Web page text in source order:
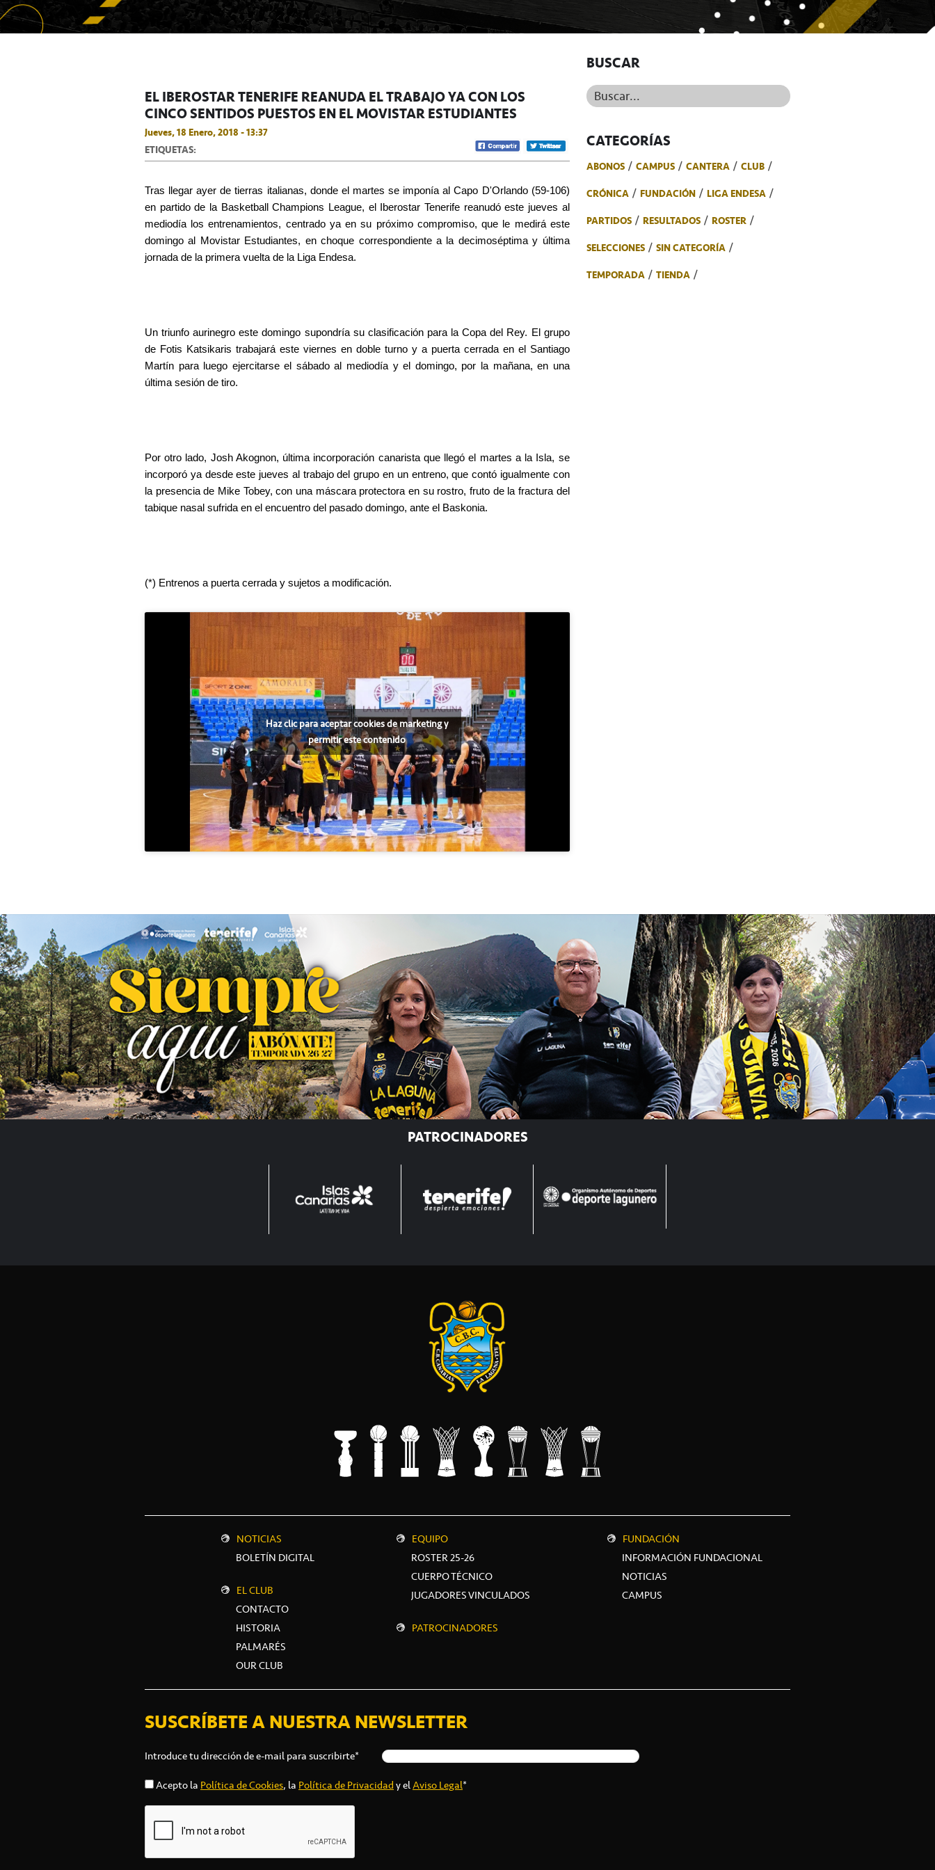
EL IBEROSTAR TENERIFE REANUDA EL TRABAJO YA CON LOS
CINCO SENTIDOS PUESTOS EN EL MOVISTAR ESTUDIANTES
Jueves, 18 Enero, 2018 - 13:37
ETIQUETAS:
Tras llegar ayer de tierras italianas, donde el martes se imponía al Capo D'Orlando (59-106)
en partido de la Basketball Champions League, el Iberostar Tenerife reanudó este jueves al
mediodía los entrenamientos, centrado ya en su próximo compromiso, que le medirá este
domingo al Movistar Estudiantes, en choque correspondiente a la decimoséptima y última
jornada de la primera vuelta de la Liga Endesa.
Un triunfo aurinegro este domingo supondría su clasificación para la Copa del Rey. El grupo
de Fotis Katsikaris trabajará este viernes en doble turno y a puerta cerrada en el Santiago
Martín para luego ejercitarse el sábado al mediodía y el domingo, por la mañana, en una
última sesión de tiro.
Por otro lado, Josh Akognon, última incorporación canarista que llegó el martes a la Isla, se
incorporó ya desde este jueves al trabajo del grupo en un entreno, que contó igualmente con
la presencia de Mike Tobey, con una máscara protectora en su rostro, fruto de la fractura del
tabique nasal sufrida en el encuentro del pasado domingo, ante el Baskonia.
(*) Entrenos a puerta cerrada y sujetos a modificación.
Haz clic para aceptar cookies de marketing y
permitir este contenido
BUSCAR
Buscar...
CATEGORÍAS
ABONOS CAMPUS CANTERA
CLUB
CRÓNICA
FUNDACIÓN
LIGA ENDESA
PARTIDOS
RESULTADOS
ROSTER
SELECCIONES
SIN CATEGORÍA
TEMPORADA
TIENDA
PATROCINADORES
NOTICIAS
BOLETÍN DIGITAL
EL CLUB
CONTACTO
HISTORIA
PALMARÉS
OUR CLUB
EQUIPO
ROSTER 25-26
CUERPO TÉCNICO
JUGADORES VINCULADOS
PATROCINADORES
FUNDACIÓN
INFORMACIÓN FUNDACIONAL
NOTICIAS
CAMPUS
SUSCRÍBETE A NUESTRA NEWSLETTER
Introduce tu dirección de e-mail para suscribirte*
Acepto laPolítica de Cookies, laPolítica de Privacidady elAviso Legal*